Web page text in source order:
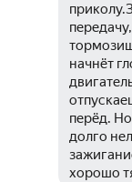
начнёт
перёд. Но
долго
хорошо